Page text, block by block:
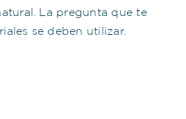
La pregunta que te
se deben utilizar.